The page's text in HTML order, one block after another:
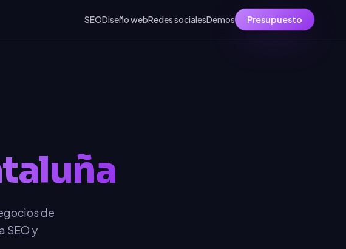
SEODiseño webRedes socialesDemos Presupuesto
de
SEO y